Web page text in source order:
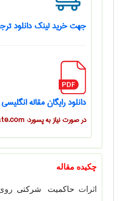
جهت خرید لینک دانلود
دانلود رایگان مقاله انگلیسی
در صورت نیاز به پسورد: www.ir-translate.com
چکیده مقاله
اثراتحاکمیت شرکتیروی